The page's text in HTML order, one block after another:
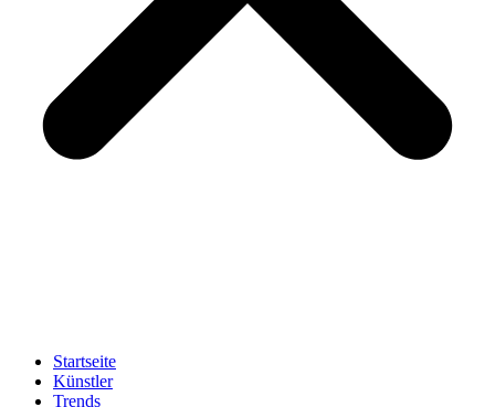
Startseite
Künstler
Trends